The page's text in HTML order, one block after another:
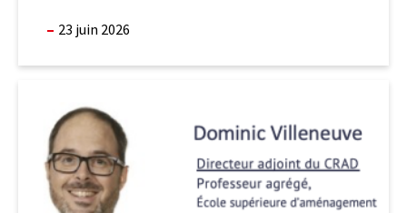
23 juin 2026
Québec
Villeneuve,
nouveau
directeur
adjoint
CRAD